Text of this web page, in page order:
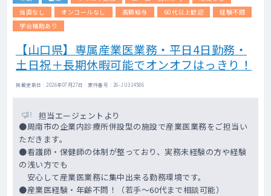
当直なし
オンコールなし 高額給与 60代以上歓迎
経験不問
学会補助あり
【山口県】専属産業医業務・平日4日勤務・
土日祝＋長期休暇可能でオンオフはっきり！
掲載更新日 : 2026年07月27日 案件番号 : 26-JU314586
担当エージェントより
●周南市の企業内診療所併設型の施設で産業医業務をご担当い
ただきます。
●看護師・保健師の体制が整っており、実務未経験の方や経験
の浅い方でも
安心して産業医業務に集中出来る勤務環境です。
●産業医経験・年齢不問！（若手～60代まで相談可能）